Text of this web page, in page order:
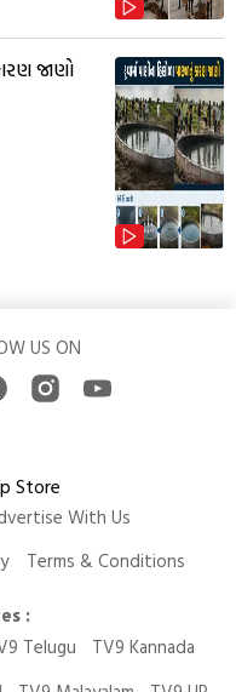
જાણો
US ON
With Us
Terms & Conditions
:
Telugu
TV9 Kannada